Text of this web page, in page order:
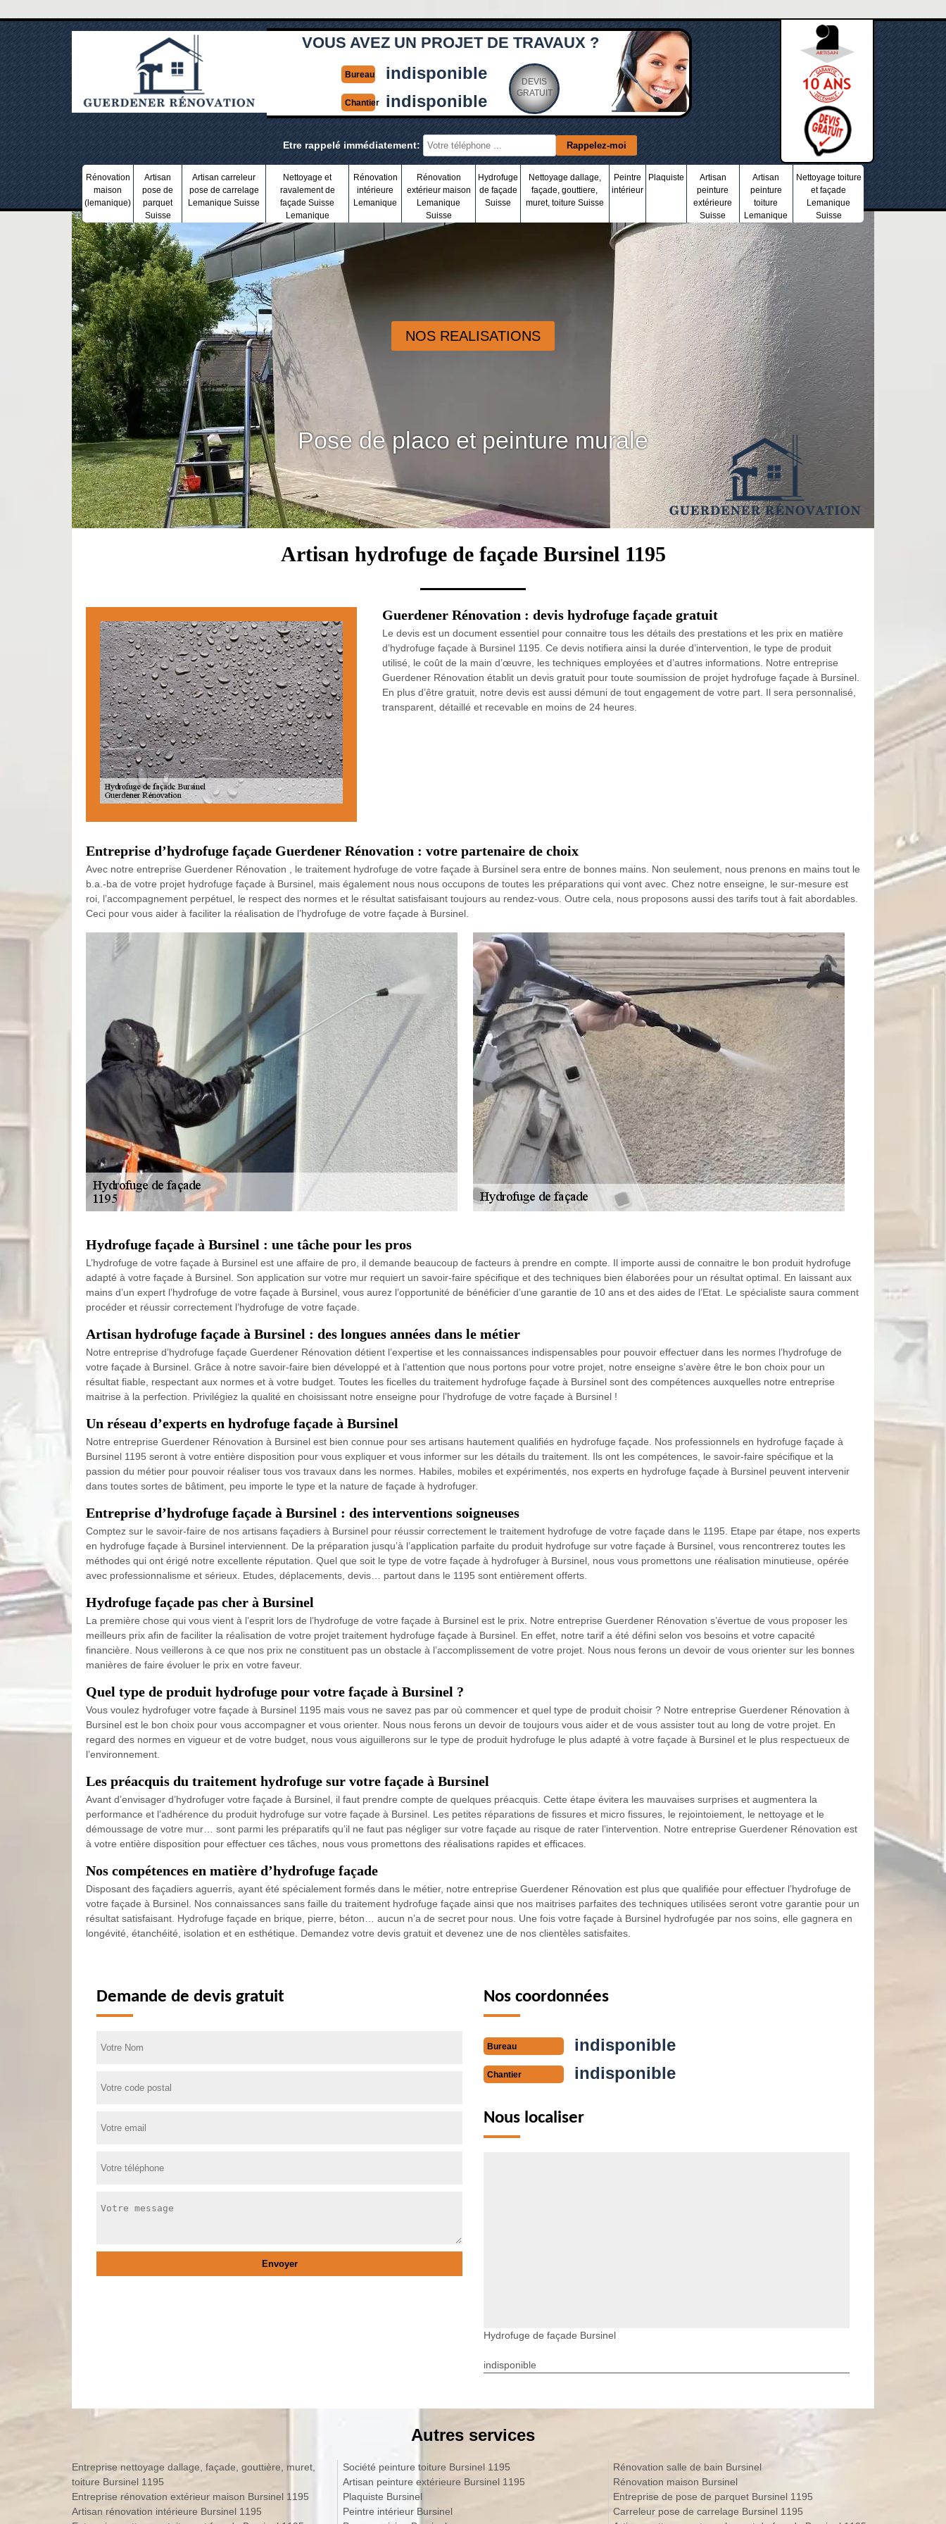
VOUS AVEZ UN PROJET DE TRAVAUX ?
Bureau indisponible
Chantier indisponible
DEVIS
GRATUIT
Etre rappelé immédiatement:
Rénovation
maison
(lemanique)
Artisan
pose de
parquet
Suisse
Artisan carreleur
pose de carrelage
Lemanique Suisse
Nettoyage et
ravalement de
façade Suisse
Lemanique
Rénovation
intérieure
Lemanique
Rénovation
extérieur maison
Lemanique
Suisse
Hydrofuge
de façade
Suisse
Nettoyage dallage,
façade, gouttiere,
muret, toiture Suisse
Peintre
intérieur
Plaquiste
Artisan
peinture
extérieure
Suisse
Artisan
peinture
toiture
Lemanique
Nettoyage toiture
et façade
Lemanique
Suisse
NOS REALISATIONS
Pose de placo et peinture murale
Artisan hydrofuge de façade Bursinel 1195
Guerdener Rénovation : devis hydrofuge façade gratuit
Le devis est un document essentiel pour connaitre tous les détails des prestations et les prix en matière
d’hydrofuge façade à Bursinel 1195. Ce devis notifiera ainsi la durée d’intervention, le type de produit
utilisé, le coût de la main d’œuvre, les techniques employées et d’autres informations. Notre entreprise
Guerdener Rénovation établit un devis gratuit pour toute soumission de projet hydrofuge façade à Bursinel.
En plus d’être gratuit, notre devis est aussi démuni de tout engagement de votre part. Il sera personnalisé,
transparent, détaillé et recevable en moins de 24 heures.
Entreprise d’hydrofuge façade Guerdener Rénovation : votre partenaire de choix
Avec notre entreprise Guerdener Rénovation , le traitement hydrofuge de votre façade à Bursinel sera entre de bonnes mains. Non seulement, nous prenons en mains tout le
b.a.-ba de votre projet hydrofuge façade à Bursinel, mais également nous nous occupons de toutes les préparations qui vont avec. Chez notre enseigne, le sur-mesure est
roi, l’accompagnement perpétuel, le respect des normes et le résultat satisfaisant toujours au rendez-vous. Outre cela, nous proposons aussi des tarifs tout à fait abordables.
Ceci pour vous aider à faciliter la réalisation de l’hydrofuge de votre façade à Bursinel.
Hydrofuge façade à Bursinel : une tâche pour les pros
L’hydrofuge de votre façade à Bursinel est une affaire de pro, il demande beaucoup de facteurs à prendre en compte. Il importe aussi de connaitre le bon produit hydrofuge
adapté à votre façade à Bursinel. Son application sur votre mur requiert un savoir-faire spécifique et des techniques bien élaborées pour un résultat optimal. En laissant aux
mains d’un expert l’hydrofuge de votre façade à Bursinel, vous aurez l’opportunité de bénéficier d’une garantie de 10 ans et des aides de l’Etat. Le spécialiste saura comment
procéder et réussir correctement l’hydrofuge de votre façade.
Artisan hydrofuge façade à Bursinel : des longues années dans le métier
Notre entreprise d’hydrofuge façade Guerdener Rénovation détient l’expertise et les connaissances indispensables pour pouvoir effectuer dans les normes l’hydrofuge de
votre façade à Bursinel. Grâce à notre savoir-faire bien développé et à l’attention que nous portons pour votre projet, notre enseigne s’avère être le bon choix pour un
résultat fiable, respectant aux normes et à votre budget. Toutes les ficelles du traitement hydrofuge façade à Bursinel sont des compétences auxquelles notre entreprise
maitrise à la perfection. Privilégiez la qualité en choisissant notre enseigne pour l’hydrofuge de votre façade à Bursinel !
Un réseau d’experts en hydrofuge façade à Bursinel
Notre entreprise Guerdener Rénovation à Bursinel est bien connue pour ses artisans hautement qualifiés en hydrofuge façade. Nos professionnels en hydrofuge façade à
Bursinel 1195 seront à votre entière disposition pour vous expliquer et vous informer sur les détails du traitement. Ils ont les compétences, le savoir-faire spécifique et la
passion du métier pour pouvoir réaliser tous vos travaux dans les normes. Habiles, mobiles et expérimentés, nos experts en hydrofuge façade à Bursinel peuvent intervenir
dans toutes sortes de bâtiment, peu importe le type et la nature de façade à hydrofuger.
Entreprise d’hydrofuge façade à Bursinel : des interventions soigneuses
Comptez sur le savoir-faire de nos artisans façadiers à Bursinel pour réussir correctement le traitement hydrofuge de votre façade dans le 1195. Etape par étape, nos experts
en hydrofuge façade à Bursinel interviennent. De la préparation jusqu’à l’application parfaite du produit hydrofuge sur votre façade à Bursinel, vous rencontrerez toutes les
méthodes qui ont érigé notre excellente réputation. Quel que soit le type de votre façade à hydrofuger à Bursinel, nous vous promettons une réalisation minutieuse, opérée
avec professionnalisme et sérieux. Etudes, déplacements, devis… partout dans le 1195 sont entièrement offerts.
Hydrofuge façade pas cher à Bursinel
La première chose qui vous vient à l’esprit lors de l’hydrofuge de votre façade à Bursinel est le prix. Notre entreprise Guerdener Rénovation s’évertue de vous proposer les
meilleurs prix afin de faciliter la réalisation de votre projet traitement hydrofuge façade à Bursinel. En effet, notre tarif a été défini selon vos besoins et votre capacité
financière. Nous veillerons à ce que nos prix ne constituent pas un obstacle à l’accomplissement de votre projet. Nous nous ferons un devoir de vous orienter sur les bonnes
manières de faire évoluer le prix en votre faveur.
Quel type de produit hydrofuge pour votre façade à Bursinel ?
Vous voulez hydrofuger votre façade à Bursinel 1195 mais vous ne savez pas par où commencer et quel type de produit choisir ? Notre entreprise Guerdener Rénovation à
Bursinel est le bon choix pour vous accompagner et vous orienter. Nous nous ferons un devoir de toujours vous aider et de vous assister tout au long de votre projet. En
regard des normes en vigueur et de votre budget, nous vous aiguillerons sur le type de produit hydrofuge le plus adapté à votre façade à Bursinel et le plus respectueux de
l’environnement.
Les préacquis du traitement hydrofuge sur votre façade à Bursinel
Avant d’envisager d’hydrofuger votre façade à Bursinel, il faut prendre compte de quelques préacquis. Cette étape évitera les mauvaises surprises et augmentera la
performance et l’adhérence du produit hydrofuge sur votre façade à Bursinel. Les petites réparations de fissures et micro fissures, le rejointoiement, le nettoyage et le
démoussage de votre mur… sont parmi les préparatifs qu’il ne faut pas négliger sur votre façade au risque de rater l’intervention. Notre entreprise Guerdener Rénovation est
à votre entière disposition pour effectuer ces tâches, nous vous promettons des réalisations rapides et efficaces.
Nos compétences en matière d’hydrofuge façade
Disposant des façadiers aguerris, ayant été spécialement formés dans le métier, notre entreprise Guerdener Rénovation est plus que qualifiée pour effectuer l’hydrofuge de
votre façade à Bursinel. Nos connaissances sans faille du traitement hydrofuge façade ainsi que nos maitrises parfaites des techniques utilisées seront votre garantie pour un
résultat satisfaisant. Hydrofuge façade en brique, pierre, béton… aucun n’a de secret pour nous. Une fois votre façade à Bursinel hydrofugée par nos soins, elle gagnera en
longévité, étanchéité, isolation et en esthétique. Demandez votre devis gratuit et devenez une de nos clientèles satisfaites.
Demande de devis gratuit Nos coordonnées
Bureau indisponible
Chantier indisponible
Nous localiser
Hydrofuge de façade Bursinel
indisponible
Autres services
Entreprise nettoyage dallage, façade, gouttière, muret,
toiture Bursinel 1195
Entreprise rénovation extérieur maison Bursinel 1195
Artisan rénovation intérieure Bursinel 1195
Société peinture toiture Bursinel 1195
Artisan peinture extérieure Bursinel 1195
Plaquiste Bursinel
Peintre intérieur Bursinel
Rénovation salle de bain Bursinel
Rénovation maison Bursinel
Entreprise de pose de parquet Bursinel 1195
Carreleur pose de carrelage Bursinel 1195